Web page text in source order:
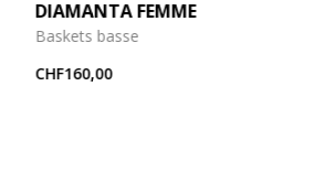
DIAMANTA FEMME
Baskets basse
CHF160,00